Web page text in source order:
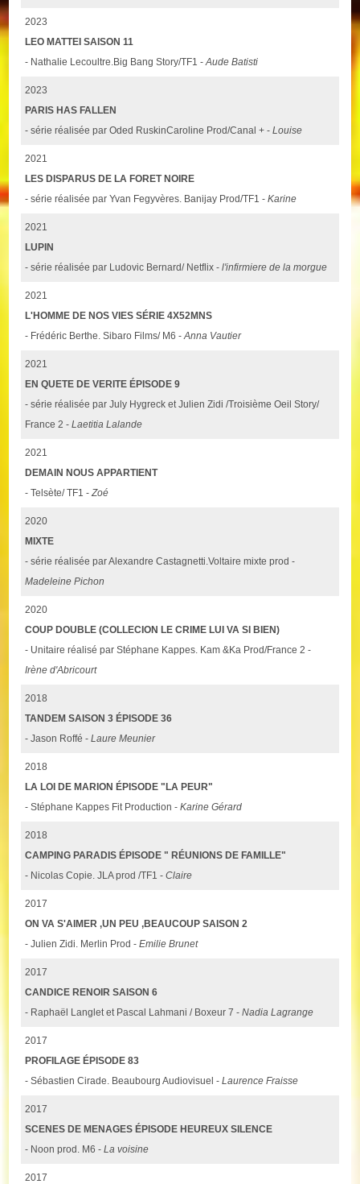
2023
LEO MATTEI SAISON 11
- Nathalie Lecoultre.Big Bang Story/TF1 -Aude Batisti
2023
PARIS HAS FALLEN
- série réalisée par Oded RuskinCaroline Prod/Canal + -Louise
2021
LES DISPARUS DE LA FORET NOIRE
- série réalisée par Yvan Fegyvères. Banijay Prod/TF1 -Karine
2021
LUPIN
- série réalisée par Ludovic Bernard/ Netflix -l'infirmiere de la morgue
2021
L'HOMME DE NOS VIES SÉRIE 4X52MNS
- Frédéric Berthe. Sibaro Films/ M6 -Anna Vautier
2021
EN QUETE DE VERITE ÉPISODE 9
- série réalisée par July Hygreck et Julien Zidi /Troisième Oeil Story/
France 2 -Laetitia Lalande
2021
DEMAIN NOUS APPARTIENT
- Telsète/ TF1 -Zoé
2020
MIXTE
- série réalisée par Alexandre Castagnetti.Voltaire mixte prod -
Madeleine Pichon
2020
COUP DOUBLE (COLLECION LE CRIME LUI VA SI BIEN)
- Unitaire réalisé par Stéphane Kappes. Kam &Ka Prod/France 2 -
Irène d'Abricourt
2018
TANDEM SAISON 3 ÉPISODE 36
- Jason Roffé -Laure Meunier
2018
LA LOI DE MARION ÉPISODE "LA PEUR"
- Stéphane Kappes Fit Production -Karine Gérard
2018
CAMPING PARADIS ÉPISODE " RÉUNIONS DE FAMILLE"
- Nicolas Copie. JLA prod /TF1 -Claire
2017
ON VA S'AIMER ,UN PEU ,BEAUCOUP SAISON 2
- Julien Zidi. Merlin Prod -Emilie Brunet
2017
CANDICE RENOIR SAISON 6
- Raphaël Langlet et Pascal Lahmani / Boxeur 7 -Nadia Lagrange
2017
PROFILAGE ÉPISODE 83
- Sébastien Cirade. Beaubourg Audiovisuel -Laurence Fraisse
2017
SCENES DE MENAGES ÉPISODE HEUREUX SILENCE
- Noon prod. M6 -La voisine
2017